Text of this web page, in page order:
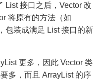
List 接口之后，Vector 改
将原有的方法（如
包装成满足 List 接口的新
更多，因此 Vector 类
多，而且 ArrayList 的序